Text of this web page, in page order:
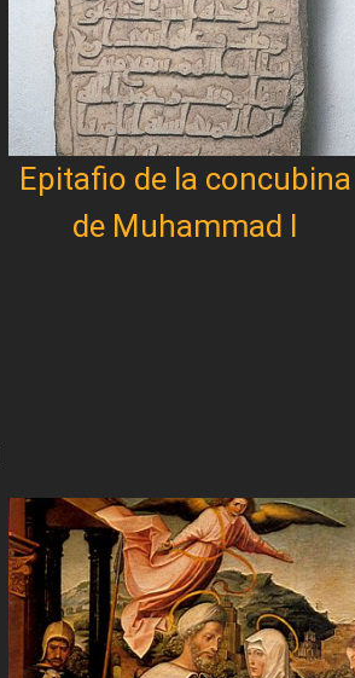
Epitafio de la concubina
de Muhammad I